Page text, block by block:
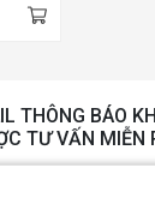
THÔNG BÁO
TƯ VẤN MIỄN